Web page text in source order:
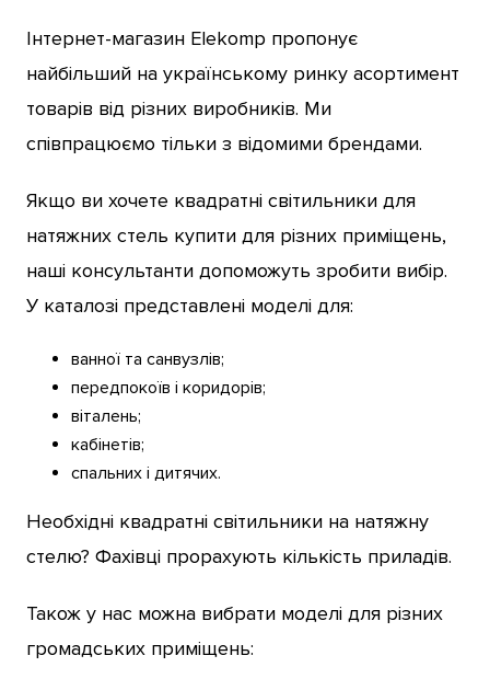
Інтернет-магазин Elekomp пропонує
найбільший на українському ринку асортимент
товарів від різних виробників. Ми
співпрацюємо тільки з відомими брендами.
Якщо ви хочете квадратні світильники для
натяжних стель купити для різних приміщень,
наші консультанти допоможуть зробити вибір.
У каталозі представлені моделі для:
ванної та санвузлів;
передпокоїв і коридорів;
віталень;
кабінетів;
спальних і дитячих.
Необхідні квадратні світильники на натяжну
стелю? Фахівці прорахують кількість приладів.
Також у нас можна вибрати моделі для різних
громадських приміщень: